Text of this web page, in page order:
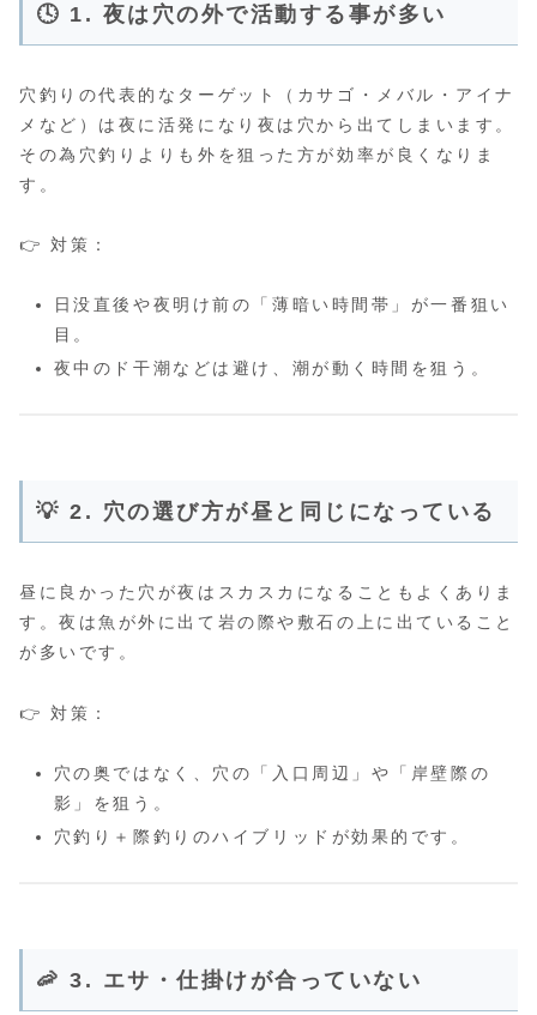
🕓 1. 夜は穴の外で活動する事が多い
穴釣りの代表的なターゲット（カサゴ・メバル・アイナ
メなど）は夜に活発になり夜は穴から出てしまいます。
その為穴釣りよりも外を狙った方が効率が良くなりま
す。
👉 対策：
日没直後や夜明け前の「薄暗い時間帯」が一番狙い
目。
夜中のド干潮などは避け、潮が動く時間を狙う。
💡 2. 穴の選び方が昼と同じになっている
昼に良かった穴が夜はスカスカになることもよくありま
す。夜は魚が外に出て岩の際や敷石の上に出ていること
が多いです。
👉 対策：
穴の奥ではなく、穴の「入口周辺」や「岸壁際の
影」を狙う。
穴釣り＋際釣りのハイブリッドが効果的です。
🦐 3. エサ・仕掛けが合っていない